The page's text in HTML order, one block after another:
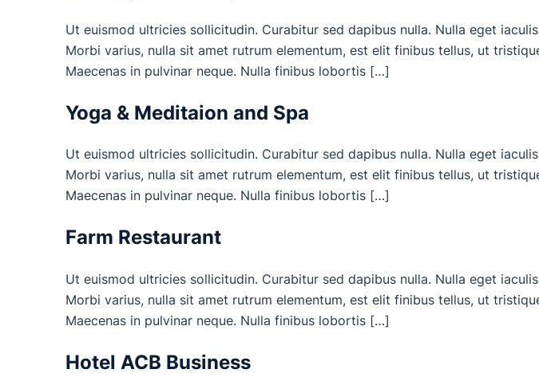
Ut euismod ultricies sollicitudin. Curabitur sed dapibus nulla. Nulla eget
Morbi varius, nulla sit amet rutrum elementum, est elit finibus tellus, ut
Maecenas in pulvinar neque. Nulla finibus lobortis […]
Yoga & Meditaion and Spa
Ut euismod ultricies sollicitudin. Curabitur sed dapibus nulla. Nulla eget
Morbi varius, nulla sit amet rutrum elementum, est elit finibus tellus, ut
Maecenas in pulvinar neque. Nulla finibus lobortis […]
Farm Restaurant
Ut euismod ultricies sollicitudin. Curabitur sed dapibus nulla. Nulla eget
Morbi varius, nulla sit amet rutrum elementum, est elit finibus tellus, ut
Maecenas in pulvinar neque. Nulla finibus lobortis […]
Hotel ACB Business